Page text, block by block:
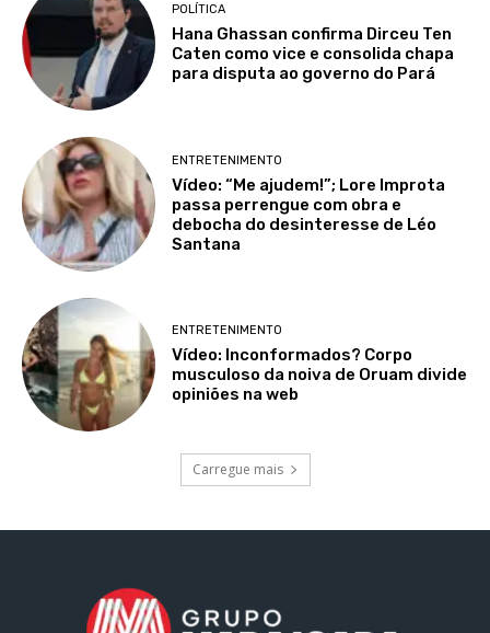
POLÍTICA
Hana Ghassan confirma Dirceu Ten
Caten como vice e consolida chapa
para disputa ao governo do Pará
ENTRETENIMENTO
Vídeo: “Me ajudem!”; Lore Improta
passa perrengue com obra e
debocha do desinteresse de Léo
Santana
ENTRETENIMENTO
Vídeo: Inconformados? Corpo
musculoso da noiva de Oruam divide
opiniões na web
Carregue mais